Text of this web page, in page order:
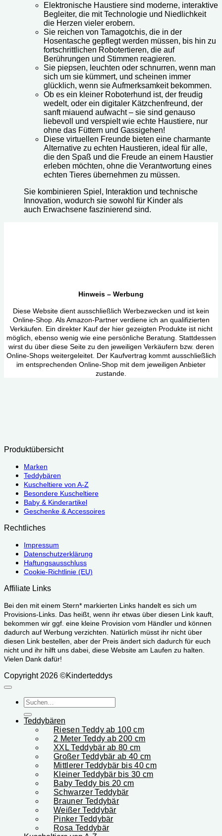
Elektronische Haustiere sind moderne, interaktive
Begleiter, die mit Technologie und Niedlichkeit
die Herzen vieler erobern.
Sie reichen von Tamagotchis, die in der
Hosentasche gepflegt werden müssen, bis hin zu
fortschrittlichen Robotertieren, die auf
Berührungen und Stimmen reagieren.
Sie piepsen, leuchten oder schnurren, wenn man
sich um sie kümmert, und scheinen immer
glücklich, wenn sie Aufmerksamkeit bekommen.
Ob es ein kleiner Roboterhund ist, der freudig
wedelt, oder ein digitaler Kätzchenfreund, der
sanft miauend aufwacht – sie sind genauso
liebevoll und verspielt wie echte Haustiere, nur
ohne das Füttern und Gassigehen!
Diese virtuellen Freunde bieten eine charmante
Alternative zu echten Haustieren, ideal für alle,
die den Spaß und die Freude an einem Haustier
erleben möchten, ohne die Verantwortung eines
echten Tieres übernehmen zu müssen.
Sie kombinieren Spiel, Interaktion und technische
Innovation, wodurch sie sowohl für Kinder als
auch Erwachsene faszinierend sind.
Hinweis – Werbung
Diese Website dient ausschließlich Werbezwecken und ist kein
Online-Shop. Als Amazon-Partner verdiene ich an qualifizierten
Verkäufen. Ein direkter Kauf der hier gezeigten Produkte ist nicht
möglich, ebenso wenig wie eine persönliche Beratung. Stattdessen
wirst du über diese Seite zu den jeweiligen Verkäufern bzw. deren
Online-Shops weitergeleitet. Der Kaufvertrag kommt ausschließlich
im entsprechenden Online-Shop mit dem jeweiligen Anbieter
zustande.
Produktübersicht
Marken
Teddybären
Kuscheltiere von A-Z
Besondere Kuscheltiere
Baby & Kinderartikel
Geschenke & Accessoires
Rechtliches
Impressum
Datenschutzerklärung
Haftungsausschluss
Cookie-Richtlinie (EU)
Affiliate Links
Bei den mit einem Stern* markierten Links handelt es sich um
Provisions-Links. Das heißt, wenn ihr etwas über diesen Link kauft,
bekommen wir ggf. eine kleine Provision vom Händler und können
dadurch auf Werbung verzichten. Natürlich müsst ihr nicht über
diesen Link bestellen, aber der Preis ändert sich dadurch für euch
nicht und ihr hilft uns dabei, diese Website am Laufen zu halten.
Vielen Dank dafür!
Copyright 2026 ©Kinderteddys
Suchen
nach:
Teddybären
Riesen Teddy ab 100 cm
2 Meter Teddy ab 200 cm
XXL Teddybär ab 80 cm
Großer Teddybär ab 40 cm
Mittlerer Teddybär bis 40 cm
Kleiner Teddybär bis 30 cm
Baby Teddy bis 20 cm
Schwarzer Teddybär
Brauner Teddybär
Weißer Teddybär
Pinker Teddybär
Rosa Teddybär